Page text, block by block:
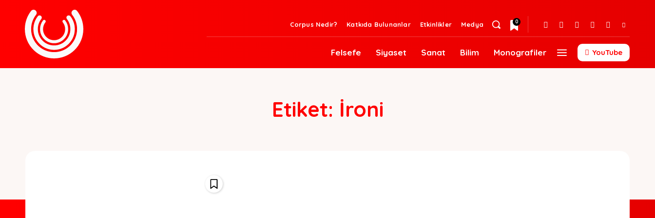
Corpus Nedir? Katkıda Bulunanlar Etkinlikler Medya 0
Felsefe Siyaset Sanat Bilim Monografiler YouTube
Etiket: İroni